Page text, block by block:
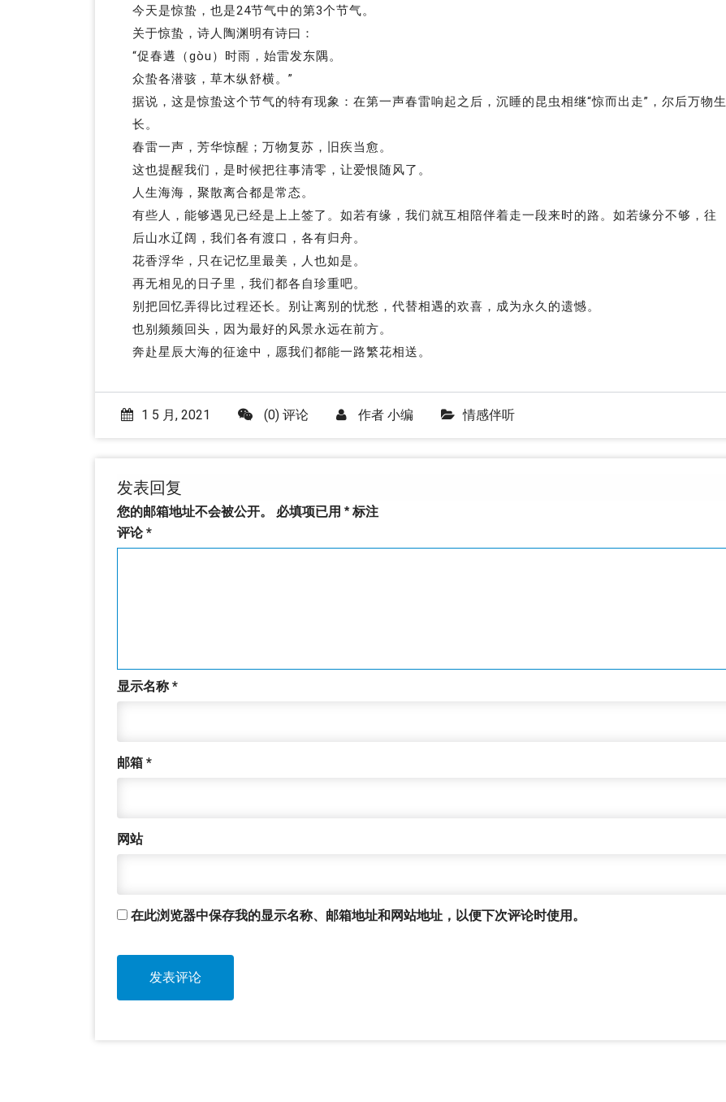
今天是惊蛰，也是24节气中的第3个节气。
关于惊蛰，诗人陶渊明有诗曰：
“促春遘（gòu）时雨，始雷发东隅。
众蛰各潜骇，草木纵舒横。”
据说，这是惊蛰这个节气的特有现象：在第一声春雷响起之后，沉睡的昆虫相继“惊而出走”，尔后万物生
长。
春雷一声，芳华惊醒；万物复苏，旧疾当愈。
这也提醒我们，是时候把往事清零，让爱恨随风了。
人生海海，聚散离合都是常态。
有些人，能够遇见已经是上上签了。如若有缘，我们就互相陪伴着走一段来时的路。如若缘分不够，往
后山水辽阔，我们各有渡口，各有归舟。
花香浮华，只在记忆里最美，人也如是。
再无相见的日子里，我们都各自珍重吧。
别把回忆弄得比过程还长。别让离别的忧愁，代替相遇的欢喜，成为永久的遗憾。
也别频频回头，因为最好的风景永远在前方。
奔赴星辰大海的征途中，愿我们都能一路繁花相送。
1 5 月, 2021 (0) 评论 作者 小编 情感伴听
发表回复
您的邮箱地址不会被公开。 必填项已用 * 标注
评论*
显示名称*
邮箱 *
网站
在此浏览器中保存我的显示名称、邮箱地址和网站地址，以便下次评论时使用。